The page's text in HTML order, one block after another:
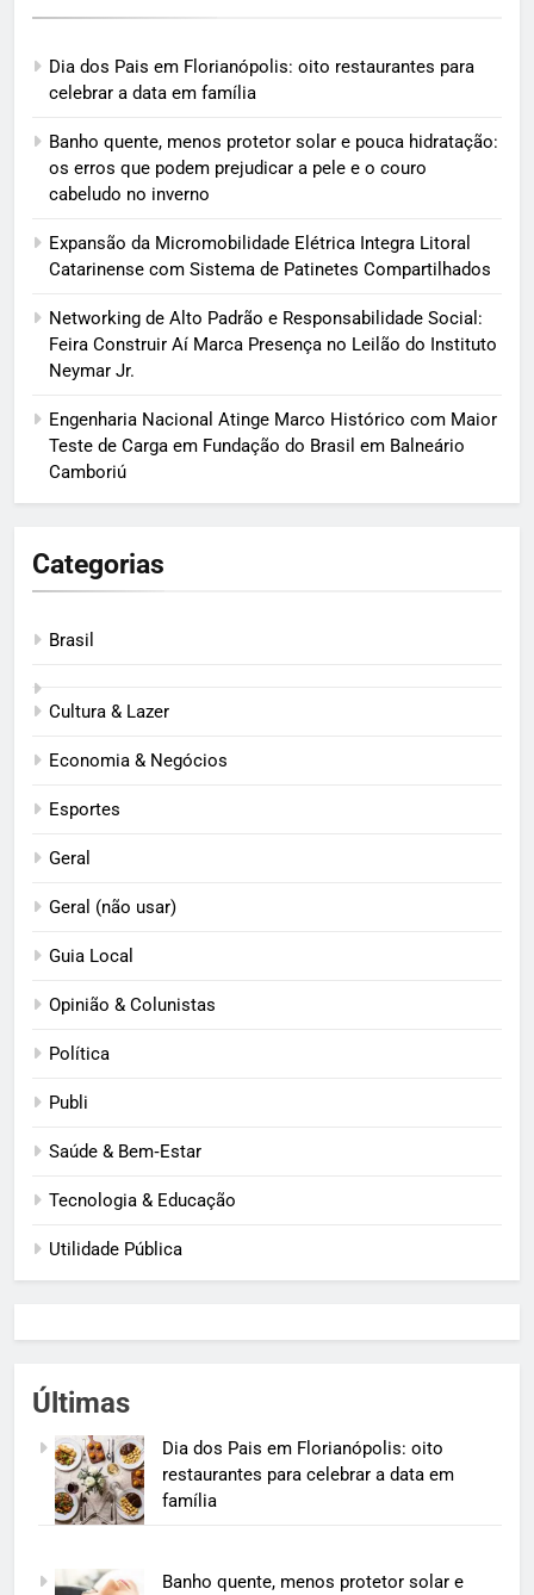
Dia dos Pais em Florianópolis: oito restaurantes para
celebrar a data em família
Banho quente, menos protetor solar e pouca hidratação:
os erros que podem prejudicar a pele e o couro
cabeludo no inverno
Expansão da Micromobilidade Elétrica Integra Litoral
Catarinense com Sistema de Patinetes Compartilhados
Networking de Alto Padrão e Responsabilidade Social:
Feira Construir Aí Marca Presença no Leilão do Instituto
Neymar Jr.
Engenharia Nacional Atinge Marco Histórico com Maior
Teste de Carga em Fundação do Brasil em Balneário
Camboriú
Categorias
Brasil
Cultura & Lazer
Economia & Negócios
Esportes
Geral
Geral (não usar)
Guia Local
Opinião & Colunistas
Política
Publi
Saúde & Bem‑Estar
Tecnologia & Educação
Utilidade Pública
Últimas
Dia dos Pais em Florianópolis: oito
restaurantes para celebrar a data em
família
Banho quente, menos protetor solar e